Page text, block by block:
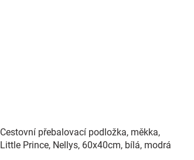
Cestovní přebalovací podložka, měkka,
Little Prince, Nellys, 60x40cm, bílá, modrá